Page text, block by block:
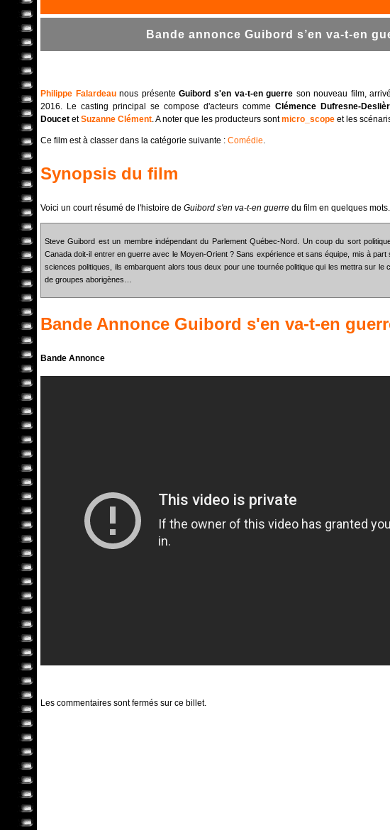
Bande annonce Guibord s’en va-t-en
Philippe Falardeaunous présenteGuibord s'en va-t-en guerre son nouveau film,
2016. Le casting principal se compose d'acteurs comme Clémence Dufresne-
Doucet etSuzanne Clément. A noter que les producteurs sontmicro_scope et les
Ce film est à classer dans la catégorie suivante : Comédie.
Synopsis du film
Voici un court résumé de l'histoire de Guibord s'en va-t-en guerre du film en quelques mots.
Steve Guibord est un membre indépendant du Parlement Québec-Nord. Un coup du sort
Canada doit-il entrer en guerre avec le Moyen-Orient ? Sans expérience et sans équipe, mis à
sciences politiques, ils embarquent alors tous deux pour une tournée politique qui les mettra sur le
de groupes aborigènes…
Bande Annonce Guibord s'en va-t-en
Bande Annonce
Les commentaires sont fermés sur ce billet.